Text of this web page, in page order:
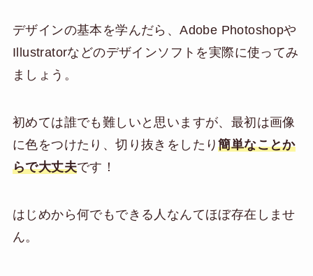
デザインの基本を学んだら、Adobe Photoshopや
Illustratorなどのデザインソフトを実際に使ってみ
ましょう。
初めては誰でも難しいと思いますが、最初は画像
に色をつけたり、切り抜きをしたり簡単なことか
らで大丈夫です！
はじめから何でもできる人なんてほぼ存在しませ
ん。